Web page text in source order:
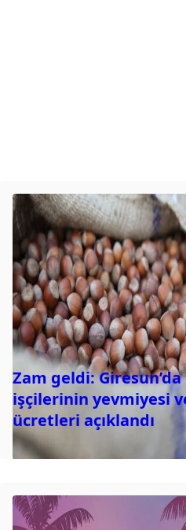
Zam geldi: Giresun’da
işçilerinin yevmiyesi
ücretleri açıklandı